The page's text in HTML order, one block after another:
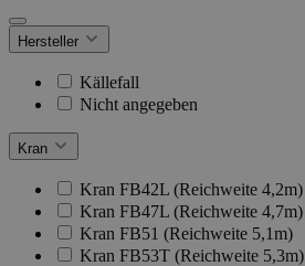
Hersteller
Källefall
Nicht angegeben
Kran
Kran FB42L (Reichweite 4,2m)
Kran FB47L (Reichweite 4,7m)
Kran FB51 (Reichweite 5,1m)
Kran FB53T (Reichweite 5,3m)